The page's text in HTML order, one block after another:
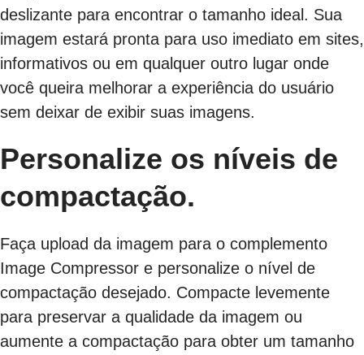
deslizante para encontrar o tamanho ideal. Sua
imagem estará pronta para uso imediato em sites,
informativos ou em qualquer outro lugar onde
você queira melhorar a experiência do usuário
sem deixar de exibir suas imagens.
Personalize os níveis de
compactação.
Faça upload da imagem para o complemento
Image Compressor e personalize o nível de
compactação desejado. Compacte levemente
para preservar a qualidade da imagem ou
aumente a compactação para obter um tamanho